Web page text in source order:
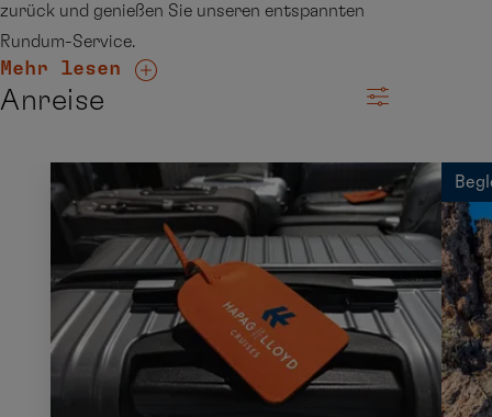
zurück und genießen Sie unseren entspannten
Rundum-Service.
Mehr lesen
Anreise